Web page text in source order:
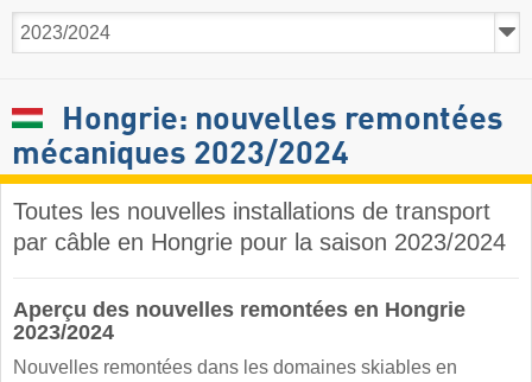
Hongrie: nouvelles remontées
mécaniques 2023/2024
Toutes les nouvelles installations de transport
par câble en Hongrie pour la saison 2023/2024
Aperçu des nouvelles remontées en Hongrie
2023/2024
Nouvelles remontées dans les domaines skiables en